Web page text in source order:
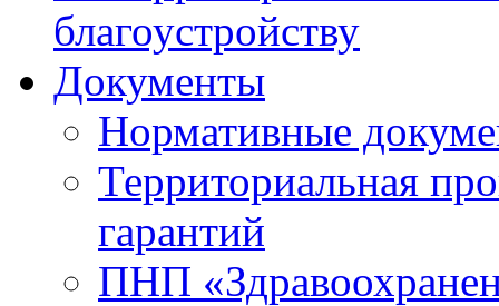
благоустройству
Документы
Нормативные
Территориальная
гарантий
ПНП